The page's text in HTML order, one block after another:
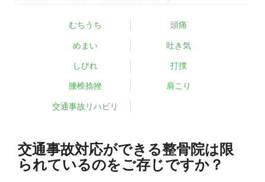
むちうち 頭痛
めまい 吐き気
しびれ 打撲
腰椎捻挫 肩こり
交通事故リハビリ
交通事故対応ができる整骨院は限
られているのをご存じですか？